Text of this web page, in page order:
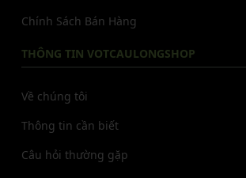
Chính Sách Bán Hàng
THÔNG TIN VOTCAULONGSHOP
Về chúng tôi
Thông tin cần biết
Câu hỏi thường gặp